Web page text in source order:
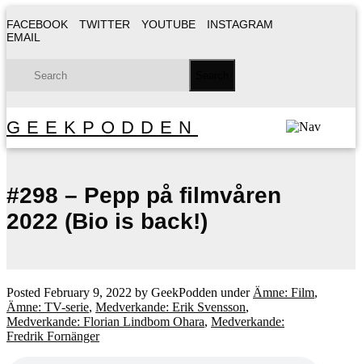
FACEBOOK TWITTER YOUTUBE
INSTAGRAM
EMAIL
GEEKPODDEN
#298 – Pepp på filmvåren
2022 (Bio is back!)
Posted February 9, 2022 by GeekPodden under Ämne: Film,
Ämne: TV-serie, Medverkande: Erik Svensson,
Medverkande: Florian Lindbom Ohara, Medverkande:
Fredrik Fornänger